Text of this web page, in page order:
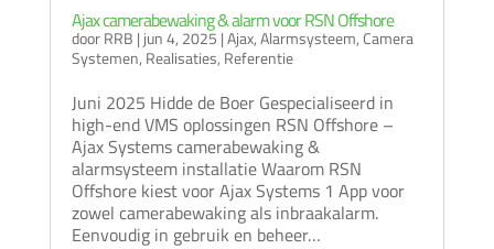
Ajax camerabewaking & alarm voor RSN Offshore
doorRRB | jun 4, 2025 |Ajax,Alarmsysteem,Camera
Systemen, Realisaties, Referentie
Juni 2025 Hidde de Boer Gespecialiseerd in
high-end VMS oplossingen RSN Offshore –
Ajax Systems camerabewaking &
alarmsysteem installatie Waarom RSN
Offshore kiest voor Ajax Systems 1 App voor
zowel camerabewaking als inbraakalarm.
Eenvoudig in gebruik en beheer…